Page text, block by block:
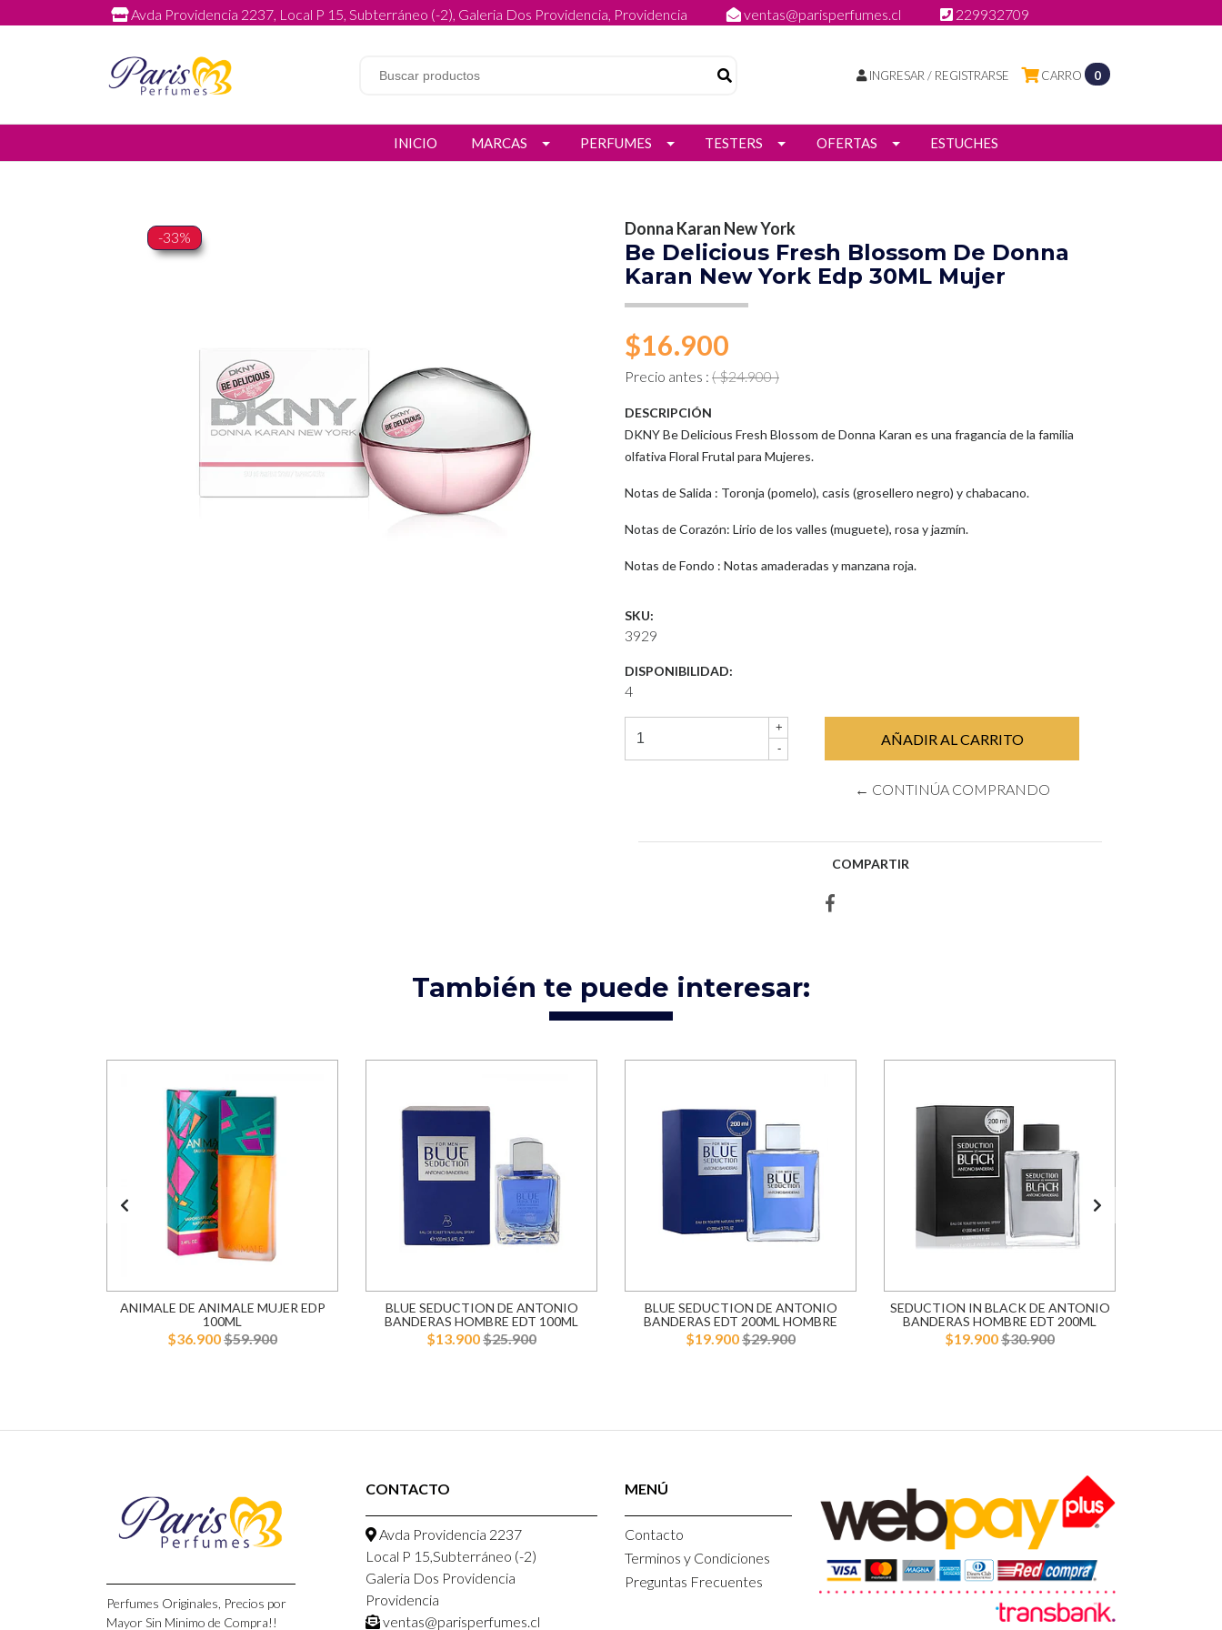
Avda Providencia 2237, Local P 15, Subterráneo (-2), Galeria Dos Providencia, Providencia ventas@parisperfumes.cl 229932709
CARRO 0
INGRESAR / REGISTRARSE
INICIO MARCAS PERFUMES TESTERS OFERTAS ESTUCHES
-33% Donna Karan New York
Be Delicious Fresh Blossom De Donna
Karan New York Edp 30ML Mujer
$16.900
Precio antes : ( $24.900 )
DESCRIPCIÓN
DKNY Be Delicious Fresh Blossom de Donna Karan es una fragancia de la familia
olfativa Floral Frutal para Mujeres.
Notas de Salida : Toronja (pomelo), casis (grosellero negro) y chabacano.
Notas de Corazón: Lirio de los valles (muguete), rosa y jazmín.
Notas de Fondo : Notas amaderadas y manzana roja.
SKU:
3929
DISPONIBILIDAD:
4
+
-
← CONTINÚA COMPRANDO
COMPARTIR
También te puede interesar:
ANIMALE DE ANIMALE MUJER EDP
100ML
$36.900$59.900
BLUE SEDUCTION DE ANTONIO
BANDERAS HOMBRE EDT 100ML
$13.900$25.900
BLUE SEDUCTION DE ANTONIO
BANDERAS EDT 200ML HOMBRE
$19.900$29.900
SEDUCTION IN BLACK DE ANTONIO
BANDERAS HOMBRE EDT 200ML
$19.900$30.900
Perfumes Originales, Precios por
Mayor Sin Minimo de Compra!!
CONTACTO
Avda Providencia 2237
Local P 15,Subterráneo (-2)
Galeria Dos Providencia
Providencia
ventas@parisperfumes.cl
MENÚ
Contacto
Terminos y Condiciones
Preguntas Frecuentes